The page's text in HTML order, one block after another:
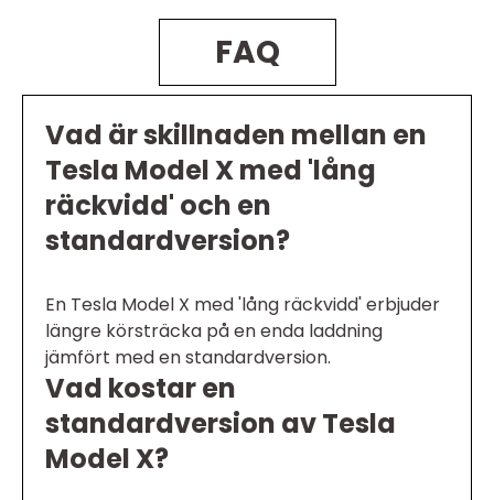
FAQ
Vad är skillnaden mellan en
Tesla Model X med 'lång
räckvidd' och en
standardversion?
En Tesla Model X med 'lång räckvidd' erbjuder
längre körsträcka på en enda laddning
jämfört med en standardversion.
Vad kostar en
standardversion av Tesla
Model X?